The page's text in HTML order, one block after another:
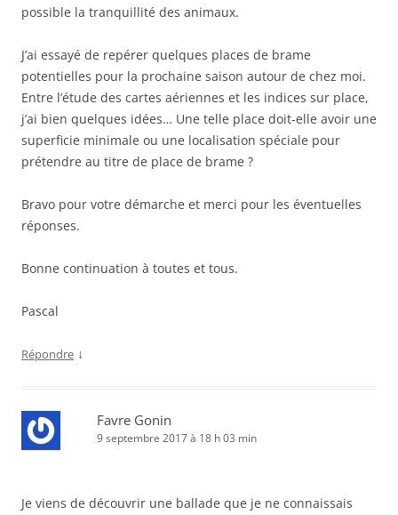
possible la tranquillité des animaux.
J’ai essayé de repérer quelques places de brame
potentielles pour la prochaine saison autour de chez moi.
Entre l’étude des cartes aériennes et les indices sur place,
j’ai bien quelques idées… Une telle place doit-elle avoir une
superficie minimale ou une localisation spéciale pour
prétendre au titre de place de brame ?
Bravo pour votre démarche et merci pour les éventuelles
réponses.
Bonne continuation à toutes et tous.
Pascal
Répondre ↓
Favre Gonin
9 septembre 2017 à 18 h 03 min
Je viens de découvrir une ballade que je ne connaissais